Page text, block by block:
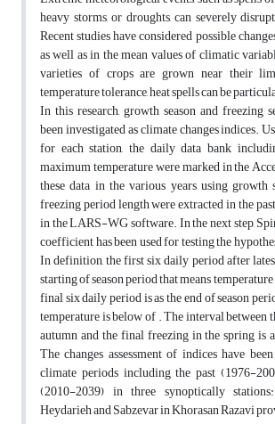
heavy storms, or droughts, can severely
Recent studies have considered possible
as well as in the mean values of climatic
varieties of crops are grown near their
temperature tolerance, heat spells can be
In this research, growth season and freezing
been investigated as climate changes indices.
for each station, the daily data bank
maximum temperature were marked in the
these data in the various years using growth
freezing period length were extracted in the
in the LARS-WG software. In the next step,
coefficient has been used for testing the
In definition, the first six daily period after
starting of season period that means
final six daily period is as the end of season
temperature is below of . The interval
autumn and the final freezing in the spring is
The changes assessment of indices have
climate periods including the past (1976-
(2010-2039) in three synoptically
Heydarieh and Sabzevar in Khorasan Razavi